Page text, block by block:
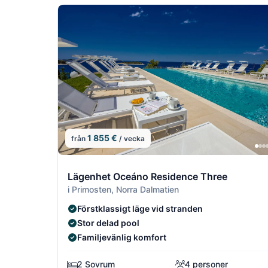
från 1 855 € / vecka
Lägenhet Oceáno Residence Three
i Primosten, Norra Dalmatien
Förstklassigt läge vid stranden
Stor delad pool
Familjevänlig komfort
2 Sovrum
4 personer